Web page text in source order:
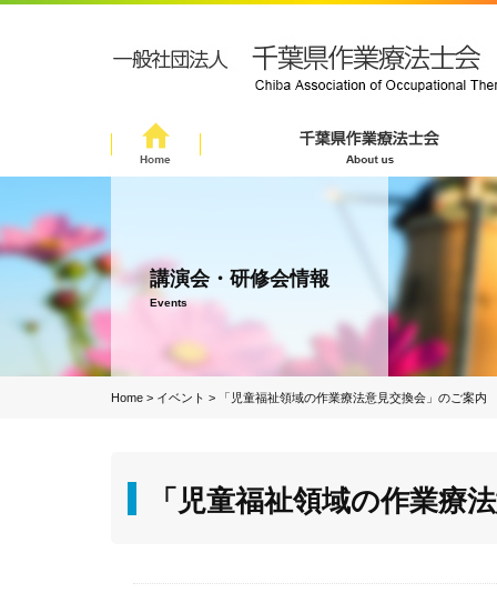
講演会・研修会情報
Events
Home > イベント > 「児童福祉領域の作業療法意見交換会」のご案内
「児童福祉領域の作業療